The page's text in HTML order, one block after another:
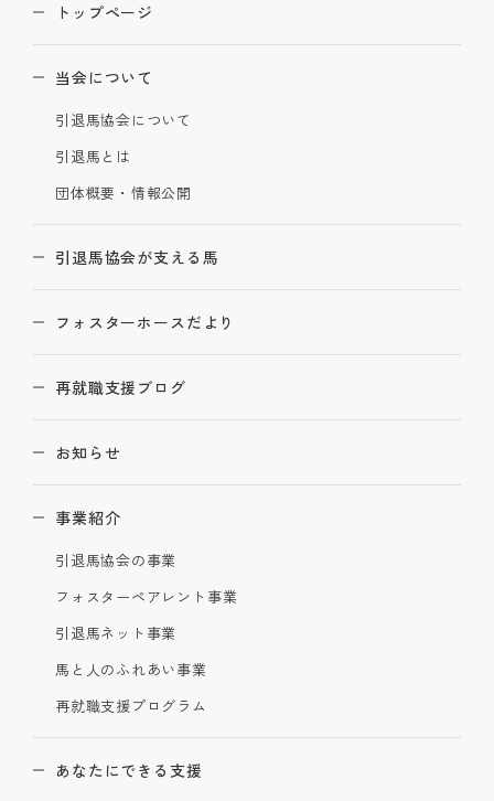
トップページ
当会について
引退馬協会について
引退馬とは
団体概要・情報公開
引退馬協会が支える馬
フォスターホースだより
再就職支援ブログ
お知らせ
事業紹介
引退馬協会の事業
フォスターペアレント事業
引退馬ネット事業
馬と人のふれあい事業
再就職支援プログラム
あなたにできる支援